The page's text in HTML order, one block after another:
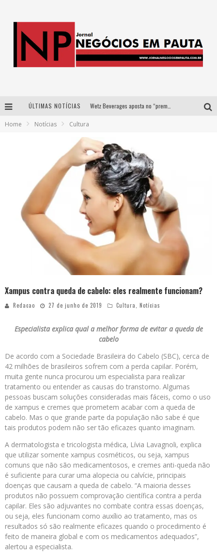
ÚLTIMAS NOTÍCIAS
Home Notícias Cultura
Xampus contra queda de cabelo: eles realmente funcionam?
Redacao 27 de junho de 2019 Cultura Notícias
Especialista explica qual a melhor forma de evitar a queda de
cabelo
De acordo com a Sociedade Brasileira do Cabelo (SBC), cerca de
42 milhões de brasileiros sofrem com a perda capilar. Porém,
muita gente nunca procurou um especialista para realizar
tratamento ou entender as causas do transtorno. Algumas
pessoas buscam soluções consideradas mais fáceis, como o uso
de xampus e cremes que prometem acabar com a queda de
cabelo. Mas o que grande parte da população não sabe é que
tais produtos podem não ser tão eficazes quanto imaginam.
A dermatologista e tricologista médica, Lívia Lavagnoli, explica
que utilizar somente xampus cosméticos, ou seja, xampus
comuns que não são medicamentosos, e cremes anti-queda não
é suficiente para curar uma alopecia ou calvície, principais
doenças que causam a queda de cabelo. “A maioria desses
produtos não possuem comprovação científica contra a perda
capilar. Eles são adjuvantes no combate contra essas doenças,
ou seja, eles funcionam como auxílio ao tratamento, mas os
resultados só são realmente eficazes quando o procedimento é
feito de maneira global e com os medicamentos adequados”,
alertou a especialista.